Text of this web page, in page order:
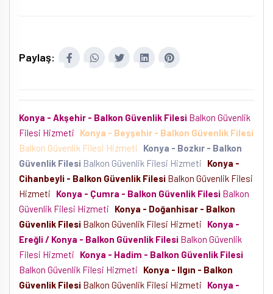
Paylaş:
Konya - Akşehir - Balkon Güvenlik Filesi Balkon Güvenlik
Filesi Hizmeti
Konya - Beyşehir - Balkon Güvenlik Filesi
Balkon Güvenlik Filesi Hizmeti
Konya - Bozkır - Balkon
Güvenlik Filesi Balkon Güvenlik Filesi Hizmeti
Konya -
Cihanbeyli - Balkon Güvenlik Filesi Balkon Güvenlik Filesi
Hizmeti
Konya - Çumra - Balkon Güvenlik Filesi Balkon
Güvenlik Filesi Hizmeti
Konya - Doğanhisar - Balkon
Güvenlik Filesi Balkon Güvenlik Filesi Hizmeti
Konya -
Ereğli / Konya - Balkon Güvenlik Filesi Balkon Güvenlik
Filesi Hizmeti
Konya - Hadim - Balkon Güvenlik Filesi
Balkon Güvenlik Filesi Hizmeti
Konya - Ilgın - Balkon
Güvenlik Filesi Balkon Güvenlik Filesi Hizmeti
Konya -